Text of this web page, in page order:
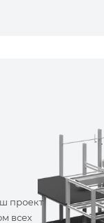
проект
всех